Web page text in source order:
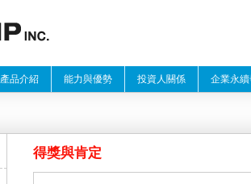
產品介紹 能力與優勢 投資人關係 企業永續
得獎與肯定